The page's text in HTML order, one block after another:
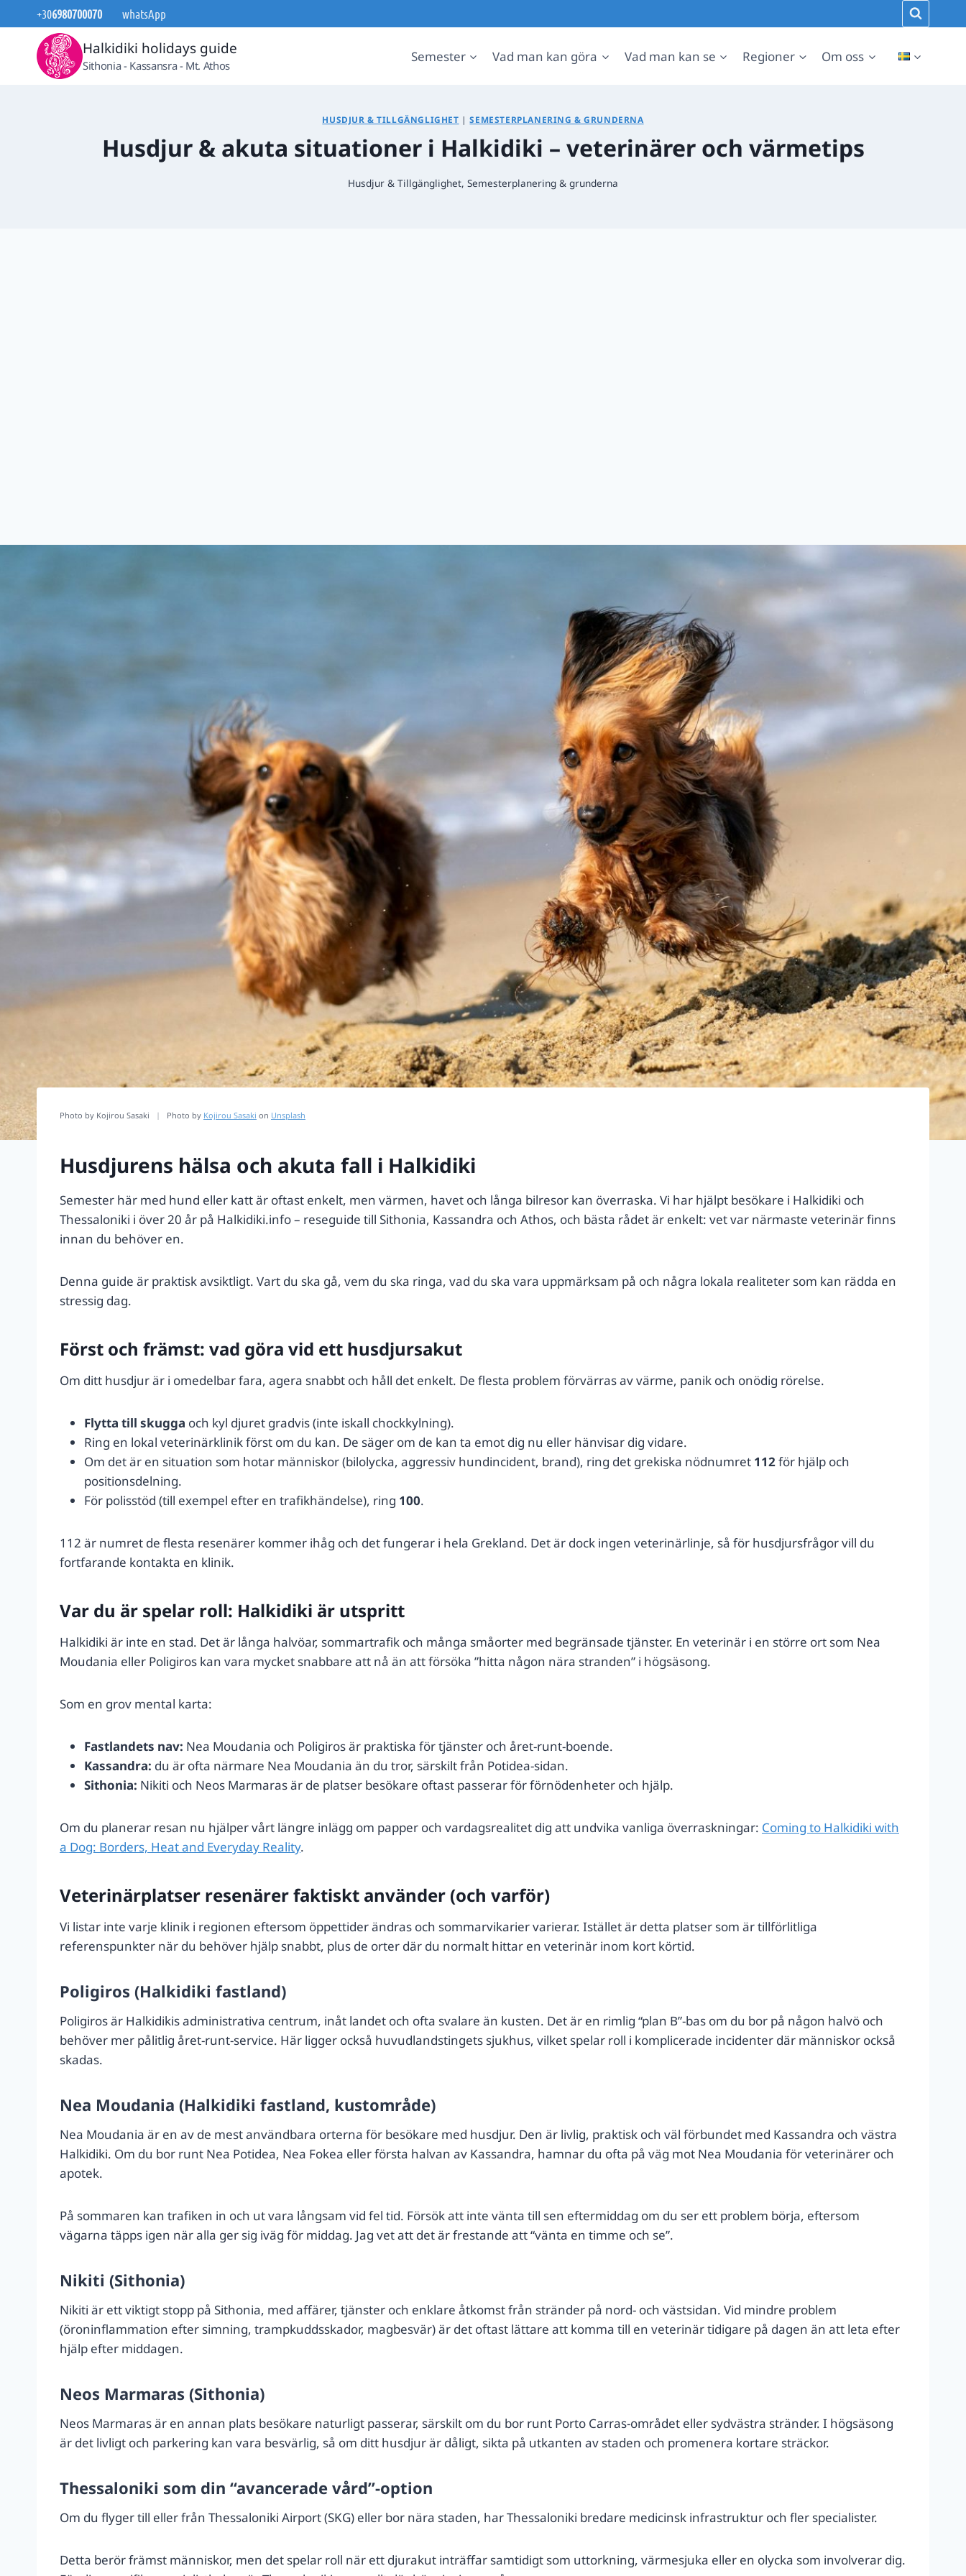
to
content
+306980700070 whatsApp
Halkidiki holidays guide
Sithonia - Kassansra - Mt. Athos
Semester Vad man kan göra Vad man kan se Regioner Om oss
HUSDJUR & TILLGÄNGLIGHET |SEMESTERPLANERING & GRUNDERNA
Husdjur & akuta situationer i Halkidiki – veterinärer och värmetips
Husdjur & Tillgänglighet, Semesterplanering & grunderna
Photo by Kojirou Sasaki | Photo by Kojirou Sasaki on Unsplash
Husdjurens hälsa och akuta fall i Halkidiki
Semester här med hund eller katt är oftast enkelt, men värmen, havet och långa bilresor kan överraska. Vi har hjälpt besökare i Halkidiki och
Thessaloniki i över 20 år på Halkidiki.info – reseguide till Sithonia, Kassandra och Athos, och bästa rådet är enkelt: vet var närmaste veterinär finns
innan du behöver en.
Denna guide är praktisk avsiktligt. Vart du ska gå, vem du ska ringa, vad du ska vara uppmärksam på och några lokala realiteter som kan rädda en
stressig dag.
Först och främst: vad göra vid ett husdjursakut
Om ditt husdjur är i omedelbar fara, agera snabbt och håll det enkelt. De flesta problem förvärras av värme, panik och onödig rörelse.
Flytta till skugga och kyl djuret gradvis (inte iskall chockkylning).
Ring en lokal veterinärklinik först om du kan. De säger om de kan ta emot dig nu eller hänvisar dig vidare.
Om det är en situation som hotar människor (bilolycka, aggressiv hundincident, brand), ring det grekiska nödnumret 112för hjälp och
positionsdelning.
För polisstöd (till exempel efter en trafikhändelse), ring 100.
112 är numret de flesta resenärer kommer ihåg och det fungerar i hela Grekland. Det är dock ingen veterinärlinje, så för husdjursfrågor vill du
fortfarande kontakta en klinik.
Var du är spelar roll: Halkidiki är utspritt
Halkidiki är inte en stad. Det är långa halvöar, sommartrafik och många småorter med begränsade tjänster. En veterinär i en större ort som Nea
Moudania eller Poligiros kan vara mycket snabbare att nå än att försöka ”hitta någon nära stranden” i högsäsong.
Som en grov mental karta:
Fastlandets nav: Nea Moudania och Poligiros är praktiska för tjänster och året-runt-boende.
Kassandra: du är ofta närmare Nea Moudania än du tror, särskilt från Potidea-sidan.
Sithonia: Nikiti och Neos Marmaras är de platser besökare oftast passerar för förnödenheter och hjälp.
Om du planerar resan nu hjälper vårt längre inlägg om papper och vardagsrealitet dig att undvika vanliga överraskningar: Coming to Halkidiki with
a Dog: Borders, Heat and Everyday Reality.
Veterinärplatser resenärer faktiskt använder (och varför)
Vi listar inte varje klinik i regionen eftersom öppettider ändras och sommarvikarier varierar. Istället är detta platser som är tillförlitliga
referenspunkter när du behöver hjälp snabbt, plus de orter där du normalt hittar en veterinär inom kort körtid.
Poligiros (Halkidiki fastland)
Poligiros är Halkidikis administrativa centrum, inåt landet och ofta svalare än kusten. Det är en rimlig “plan B”-bas om du bor på någon halvö och
behöver mer pålitlig året-runt-service. Här ligger också huvudlandstingets sjukhus, vilket spelar roll i komplicerade incidenter där människor också
skadas.
Nea Moudania (Halkidiki fastland, kustområde)
Nea Moudania är en av de mest användbara orterna för besökare med husdjur. Den är livlig, praktisk och väl förbundet med Kassandra och västra
Halkidiki. Om du bor runt Nea Potidea, Nea Fokea eller första halvan av Kassandra, hamnar du ofta på väg mot Nea Moudania för veterinärer och
apotek.
På sommaren kan trafiken in och ut vara långsam vid fel tid. Försök att inte vänta till sen eftermiddag om du ser ett problem börja, eftersom
vägarna täpps igen när alla ger sig iväg för middag. Jag vet att det är frestande att “vänta en timme och se”.
Nikiti (Sithonia)
Nikiti är ett viktigt stopp på Sithonia, med affärer, tjänster och enklare åtkomst från stränder på nord- och västsidan. Vid mindre problem
(öroninflammation efter simning, trampkuddsskador, magbesvär) är det oftast lättare att komma till en veterinär tidigare på dagen än att leta efter
hjälp efter middagen.
Neos Marmaras (Sithonia)
Neos Marmaras är en annan plats besökare naturligt passerar, särskilt om du bor runt Porto Carras-området eller sydvästra stränder. I högsäsong
är det livligt och parkering kan vara besvärlig, så om ditt husdjur är dåligt, sikta på utkanten av staden och promenera kortare sträckor.
Thessaloniki som din “avancerade vård”-option
Om du flyger till eller från Thessaloniki Airport (SKG) eller bor nära staden, har Thessaloniki bredare medicinsk infrastruktur och fler specialister.
Detta berör främst människor, men det spelar roll när ett djurakut inträffar samtidigt som uttorkning, värmesjuka eller en olycka som involverar dig.